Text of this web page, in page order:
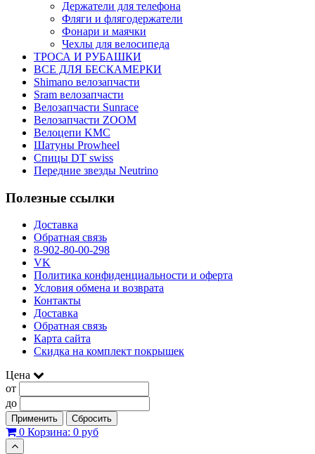
Держатели для телефона
Фляги и флягодержатели
Фонари и маячки
Чехлы для велосипеда
ТРОСА И РУБАШКИ
ВСЕ ДЛЯ БЕСКАМЕРКИ
Shimano велозапчасти
Sram велозапчасти
Велозапчасти Sunrace
Велозапчасти ZOOM
Велоцепи KMC
Шатуны Prowheel
Спицы DT swiss
Передние звезды Neutrino
Полезные ссылки
Доставка
Обратная связь
8-902-80-00-298
VK
Политика конфиденциальности и оферта
Условия обмена и возврата
Контакты
Доставка
Обратная связь
Карта сайта
Скидка на комплект покрышек
Цена
от
до
Применить Сбросить
0 Корзина: 0 руб